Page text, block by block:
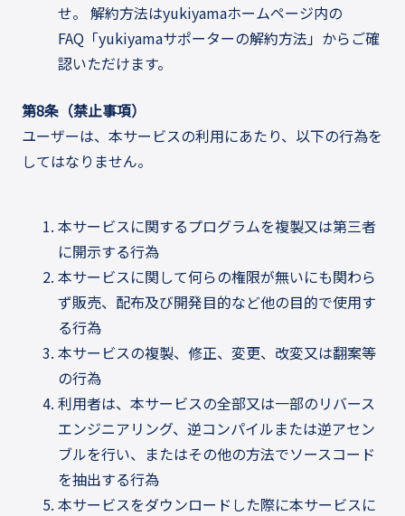
せ。 解約方法はyukiyamaホームページ内の
FAQ「yukiyamaサポーターの解約方法」からご確
認いただけます。
第8条（禁止事項）
ユーザーは、本サービスの利用にあたり、以下の行為を
してはなりません。
本サービスに関するプログラムを複製又は第三者
に開示する行為
本サービスに関して何らの権限が無いにも関わら
ず販売、配布及び開発目的など他の目的で使用す
る行為
本サービスの複製、修正、変更、改変又は翻案等
の行為
利用者は、本サービスの全部又は一部のリバース
エンジニアリング、逆コンパイルまたは逆アセン
ブルを行い、またはその他の方法でソースコード
を抽出する行為
本サービスをダウンロードした際に本サービスに